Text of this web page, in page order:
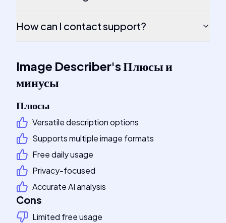
How can I contact support?
Image Describer'sПлюсы и
минусы
Плюсы
Versatile description options
Supports multiple image formats
Free daily usage
Privacy-focused
Accurate AI analysis
Cons
Limited free usage